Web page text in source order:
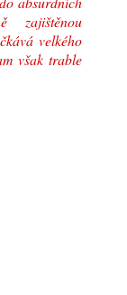
zajištěnou
velkého
však trable